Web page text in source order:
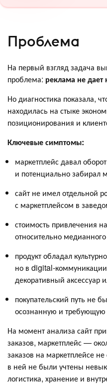
Проблема
На первый взгляд задача
проблема: реклама не
Но диагностика показала,
находилась на стыке
позиционирования и
Ключевые симптомы:
маркетплейс давал
и потенциально забирал
сайт не имел отдельной
с маркетплейсом в
стоимость привлечения
относительно
продукт обладал
но в digital-
декоративный аксессуар
покупательский путь не
осознанную и требующую
На момент анализа сайт
заказов, маркетплейс —
заказов на маркетплейсе
в ней не были учтены
логистика, хранение и